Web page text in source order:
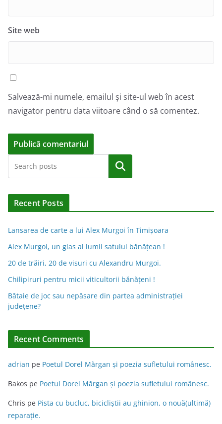
Site web
Salvează-mi numele, emailul și site-ul web în acest
navigator pentru data viitoare când o să comentez.
l
n
a
t
e
Caută
Recent Posts
Lansarea de carte a lui Alex Murgoi în Timișoara
Alex Murgoi, un glas al lumii satului bănățean !
20 de trăiri, 20 de visuri cu Alexandru Murgoi.
Chilipiruri pentru micii viticultorii bănăţeni !
Bătaie de joc sau nepăsare din partea administraţiei
judeţene?
Recent Comments
adrian pe Poetul Dorel Mărgan şi poezia sufletului românesc.
Bakos pe Poetul Dorel Mărgan şi poezia sufletului românesc.
Chris pe Pista cu bucluc, bicicliștii au ghinion, o nouă(ultimă)
reparație.